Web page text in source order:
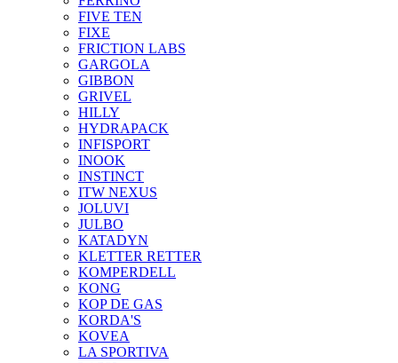
FIVE TEN
FIXE
FRICTION LABS
GARGOLA
GIBBON
GRIVEL
HILLY
HYDRAPACK
INFISPORT
INOOK
INSTINCT
ITW NEXUS
JOLUVI
JULBO
KATADYN
KLETTER RETTER
KOMPERDELL
KONG
KOP DE GAS
KORDA'S
KOVEA
LA SPORTIVA